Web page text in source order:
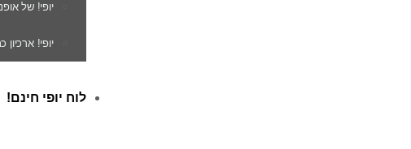
יופי! של
יופי! ארכיון
לוח יופי חינם!